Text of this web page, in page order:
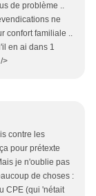
de problème ..
ne
confort familiale ..
en ai dans 1
>
contre les
pour prétexte
je n'oublie pas
de choses :
CPE (qui 'nétait